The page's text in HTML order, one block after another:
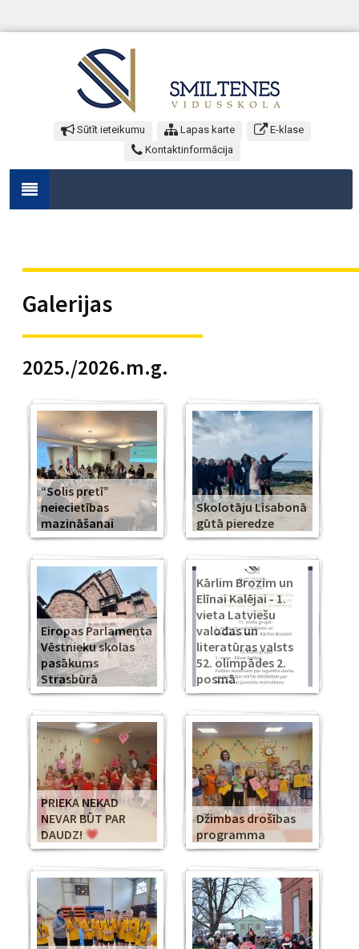
Sūtīt ieteikumu Lapas karte
E-klase
Kontaktinformācija
Galerijas
2025./2026.m.g.
“Solis pretī”
neiecietības
mazināšanai
Skolotāju Lisabonā
gūtā pieredze
Eiropas Parlamenta
Vēstnieku skolas
pasākums
Strasbūrā
Kārlim Brozim un
Elīnai Kalējai - 1.
vieta Latviešu
valodas un
literatūras valsts
52. olimpādes 2.
posmā
PRIEKA NEKAD
NEVAR BŪT PAR
DAUDZ!
Džimbas drošības
programma